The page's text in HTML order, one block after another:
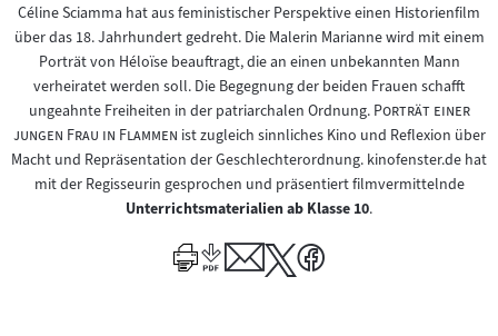
Céline Sciamma hat aus feministischer Perspektive einen Historienfilm
über das 18. Jahrhundert gedreht. Die Malerin Marianne wird mit einem
Porträt von Héloïse beauftragt, die an einen unbekannten Mann
verheiratet werden soll. Die Begegnung der beiden Frauen schafft
ungeahnte Freiheiten in der patriarchalen Ordnung. "Porträt einer
jungen Frau in Flammen"ist zugleich sinnliches Kino und Reflexion über
Macht und Repräsentation der Geschlechterordnung. kinofenster.de hat
mit der Regisseurin gesprochen und präsentiert filmvermittelnde
Unterrichtsmaterialien ab Klasse 10.